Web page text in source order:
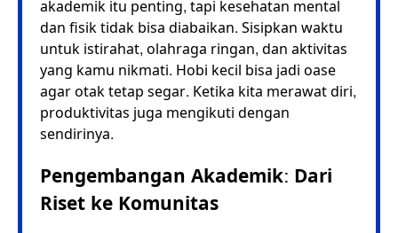
akademik itu penting, tapi kesehatan mental
dan fisik tidak bisa diabaikan. Sisipkan waktu
untuk istirahat, olahraga ringan, dan aktivitas
yang kamu nikmati. Hobi kecil bisa jadi oase
agar otak tetap segar. Ketika kita merawat diri,
produktivitas juga mengikuti dengan
sendirinya.
Pengembangan Akademik: Dari
Riset ke Komunitas